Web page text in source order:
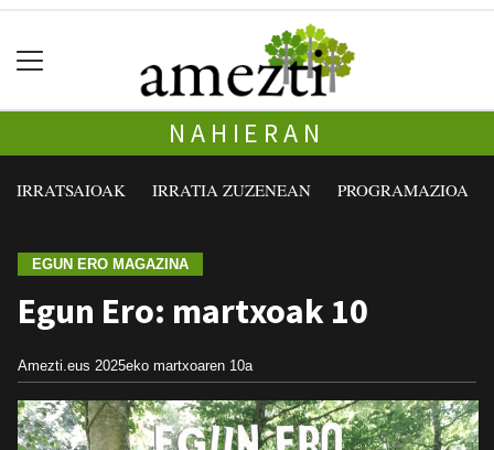
NAHIERAN
IRRATSAIOAK IRRATIA ZUZENEAN PROGRAMAZIOA
EGUN ERO MAGAZINA
Egun Ero: martxoak 10
Amezti.eus 2025eko martxoaren 10a